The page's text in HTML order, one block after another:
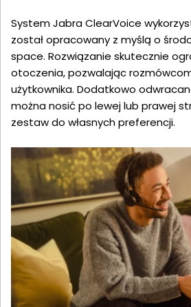
System Jabra ClearVoice
został opracowany z myślą o
space. Rozwiązanie skutecznie
otoczenia, pozwalając
użytkownika. Dodatkowo
można nosić po lewej lub prawej
zestaw do własnych preferencji.